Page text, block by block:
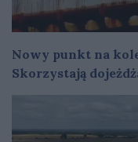
Nowy punkt na
Skorzystają